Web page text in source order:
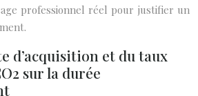
professionnel réel pour justifier un
d’acquisition et du taux
sur la durée